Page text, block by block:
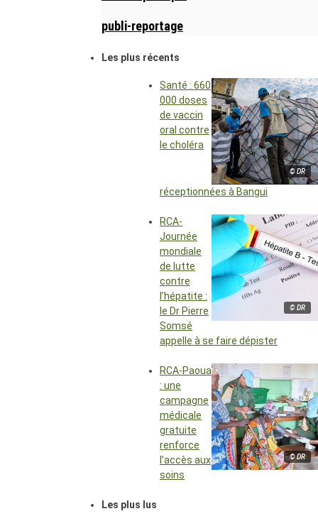
publi-reportage
Les plus récents
© DR
Santé : 660
000 doses
de vaccin
oral contre
le choléra
réceptionnées à Bangui
© DR
RCA-
Journée
mondiale
de lutte
contre
l’hépatite :
le Dr Pierre
Somsé
appelle à se faire dépister
© DR
RCA-Paoua
: une
campagne
médicale
gratuite
renforce
l’accès aux
soins
Les plus lus